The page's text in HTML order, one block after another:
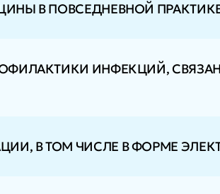
В ПОВСЕДНЕВНОЙ
ИНФЕКЦИЙ,
В ТОМ ЧИСЛЕ В ФОРМЕ